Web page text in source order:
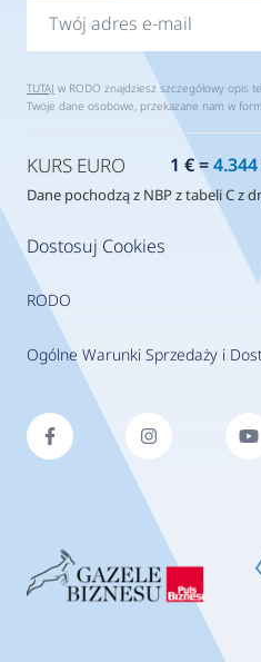
Dostosuj Cookies
RODO
Ogólne Warunki Sprzedaży i
TUTAJ w RODO znajdziesz szczegółowy opis
Twoje dane osobowe, przekazane nam w
KURS EURO 1 € =
Dane pochodzą z NBP z tabeli C z